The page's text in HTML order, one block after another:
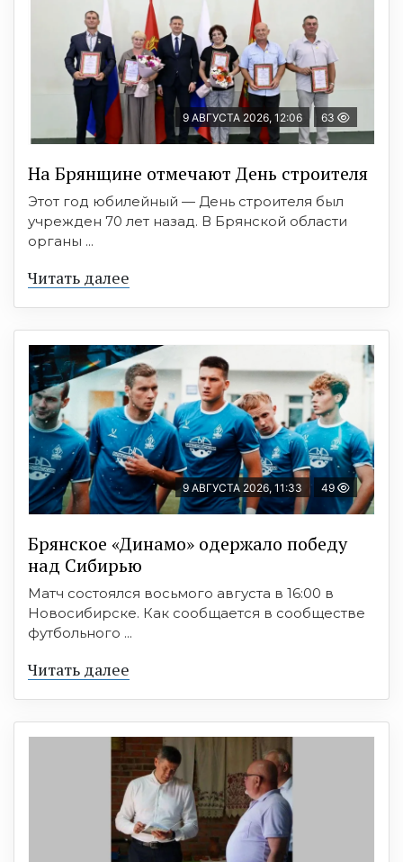
9 АВГУСТА 2026, 12:06 63
На Брянщине отмечают День строителя
Этот год юбилейный — День строителя был
учрежден 70 лет назад. В Брянской области
органы ...
Читать далее
9 АВГУСТА 2026, 11:33 49
Брянское «Динамо» одержало победу
над Сибирью
Матч состоялся восьмого августа в 16:00 в
Новосибирске. Как сообщается в сообществе
футбольного ...
Читать далее